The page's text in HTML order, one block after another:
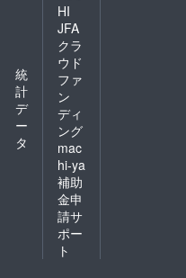
統
計
デ
ー
タ
HI
JFA
クラ
ウド
ファ
ン
ディ
ング
mac
hi-ya
補助
金申
請サ
ポー
ト